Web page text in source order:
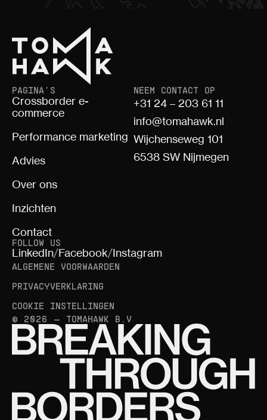
PAGINA'S
Crossborder e-
commerce
Performance marketing
Advies
Over ons
Inzichten
Contact
NEEM CONTACT OP
+31 24 – 203 61 11
info@tomahawk.nl
Wijchenseweg 101
6538 SW Nijmegen
FOLLOW US
LinkedIn/Facebook/Instagram
© 2026 — TOMAHAWK B.V
ALGEMENE VOORWAARDEN
PRIVACYVERKLARING
COOKIE INSTELLINGEN